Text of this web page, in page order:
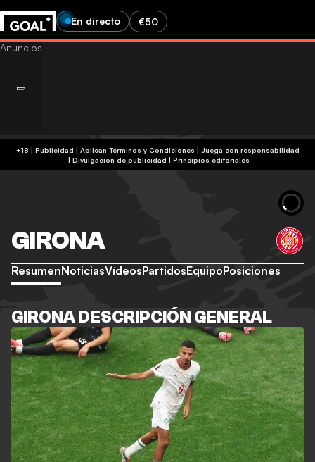
En directo €50
+18 | Publicidad | Aplican Términos y Condiciones | Juega con responsabilidad
| Divulgación de publicidad | Principios editoriales
GIRONA
ResumenNoticiasVídeosPartidosEquipoPosiciones
GIRONA DESCRIPCIÓN GENERAL